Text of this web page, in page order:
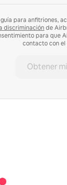
para anfitriones,
discriminación de
para que
contacto con el
Obtener